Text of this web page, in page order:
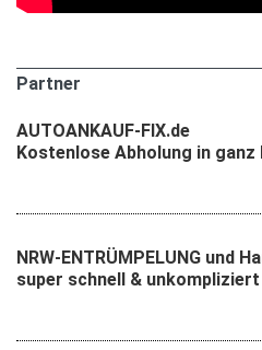
Partner
AUTOANKAUF-FIX.de
Kostenlose Abholung in ganz
NRW-ENTRÜMPELUNG und
super schnell & unkompliziert